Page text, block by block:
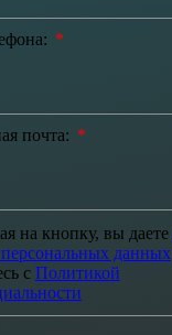
почта:
на кнопку, вы даете
персональных данных
с Политикой